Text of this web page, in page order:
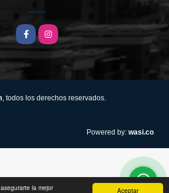
Aceptar
la mejor
FacebookInstagram
, todos los derechos reservados.
Powered by: wasi.co